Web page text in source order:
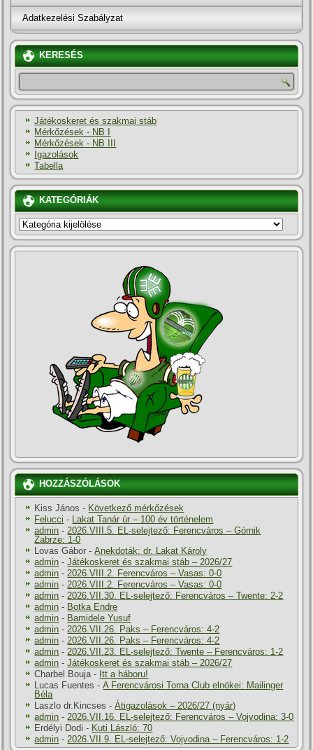
Adatkezelési Szabályzat
KERESÉS
Játékoskeret és szakmai stáb
Mérkőzések - NB I
Mérkőzések - NB III
Igazolások
Tabella
KATEGÓRIÁK
KATEGÓRIÁK
HOZZÁSZÓLÁSOK
Kiss János - Következő mérkőzések
Felucci -
Lakat Tanár úr – 100 év történelem
admin - 2026.VIII.5. EL-selejtező: Ferencváros – Górnik
Zabrze: 1-0
Lovas Gábor -Anekdoták: dr. Lakat Károly
admin -Játékoskeret és szakmai stáb – 2026/27
admin - 2026.VIII.2. Ferencváros – Vasas: 0-0
admin - 2026.VIII.2. Ferencváros – Vasas: 0-0
admin - 2026.VII.30. EL-selejtező: Ferencváros – Twente: 2-2
admin - Botka Endre
admin - Bamidele Yusuf
admin - 2026.VII.26. Paks – Ferencváros: 4-2
admin - 2026.VII.26. Paks – Ferencváros: 4-2
admin - 2026.VII.23. EL-selejtező: Twente – Ferencváros: 1-2
admin -Játékoskeret és szakmai stáb – 2026/27
Charbel Bouja - Itt a háboru!
Lucas Fuentes -A Ferencvárosi Torna Club elnökei: Mailinger
Béla
Laszlo dr.Kincses -Átigazolások – 2026/27 (nyár)
admin - 2026.VII.16. EL-selejtező: Ferencváros – Vojvodina: 3-0
Erdélyi Dodi - Kuti László: 70
admin - 2026.VII.9. EL-selejtező: Vojvodina – Ferencváros: 1-2